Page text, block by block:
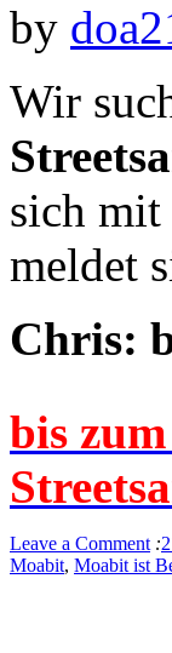
by
Wir
sich mit
meldet
Chris:
bis
Leave a Comment :
Moabit, Moabit ist